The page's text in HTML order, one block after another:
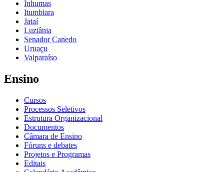
Inhumas
Itumbiara
Jataí
Luziânia
Senador Canedo
Uruaçu
Valparaíso
Ensino
Cursos
Processos Seletivos
Estrutura Organizacional
Documentos
Câmara de Ensino
Fóruns e debates
Projetos e Programas
Editais